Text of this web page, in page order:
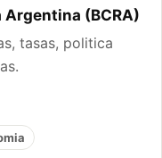
Argentina (BCRA)
tasas, politica